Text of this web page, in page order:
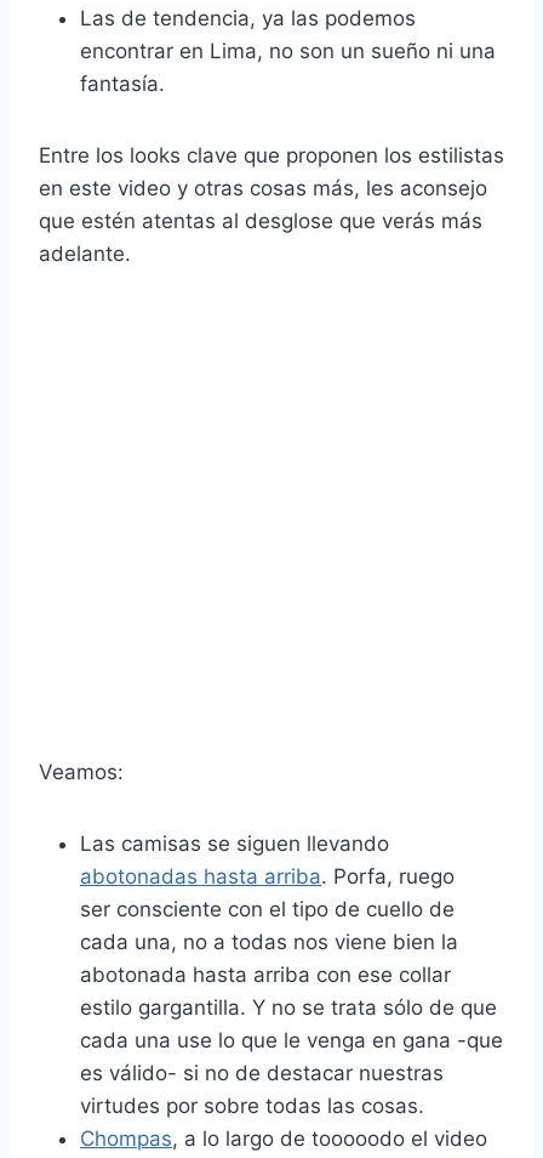
Las de tendencia, ya las podemos
encontrar en Lima, no son un sueño ni una
fantasía.
Entre los looks clave que proponen los estilistas
en este video y otras cosas más, les aconsejo
que estén atentas al desglose que verás más
adelante.
Veamos:
Las camisas se siguen llevando
abotonadas hasta arriba. Porfa, ruego
ser consciente con el tipo de cuello de
cada una, no a todas nos viene bien la
abotonada hasta arriba con ese collar
estilo gargantilla. Y no se trata sólo de que
cada una use lo que le venga en gana -que
es válido- si no de destacar nuestras
virtudes por sobre todas las cosas.
Chompas, a lo largo de tooooodo el video